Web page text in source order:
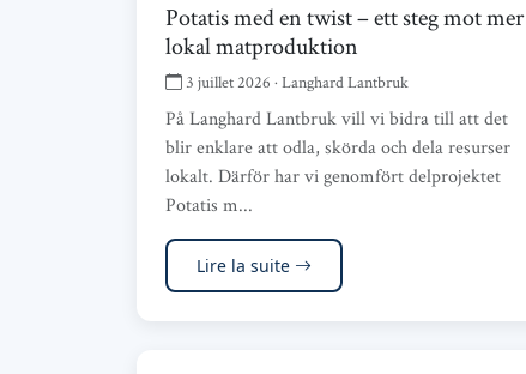
Potatis med en twist – ett steg mot mer
lokal matproduktion
3 juillet 2026 · Langhard Lantbruk
På Langhard Lantbruk vill vi bidra till att det
blir enklare att odla, skörda och dela resurser
lokalt. Därför har vi genomfört delprojektet
Potatis m...
Lire la suite